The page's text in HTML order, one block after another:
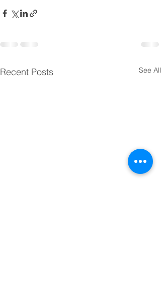
Recent Posts See All